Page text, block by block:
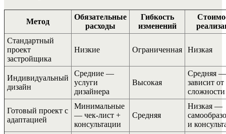
Метод
Обязательные
расходы
Гибкость
изменений
Стандартный
проект
застройщика
Низкие Ограниченная Низкая
Индивидуальный
дизайн
Средние —
услуги
дизайнера
Высокая
Средняя —
зависит от
сложности
Готовый проект с
адаптацией
Минимальные
— чек-лист +
консультации
Средняя
Низкая —
и